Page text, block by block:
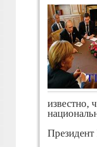
известно,